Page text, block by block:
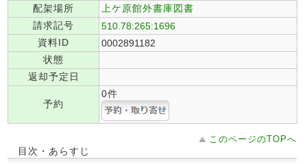
配架場所
上ケ原館外書庫図書
請求記号
510.78:265:1696
資料ID
0002891182
状態
返却予定日
予約
0件
このページのTOPへ
目次・あらすじ